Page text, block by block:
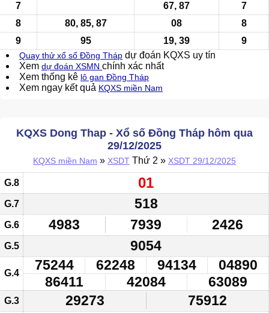
7
8
80, 85, 87
9
95
67, 87
7
08
8
19, 39
9
Quay thử xổ số Đồng Tháp dự đoán KQXS uy tín
Xem dự đoán XSMN chính xác nhất
Xem thống kê lô gan Đồng Tháp
Xem ngay kết quả KQXS miền Nam
KQXS Dong Thap - Xổ số Đồng Tháp hôm qua
29/12/2025
KQXS miền Nam » XSDT Thứ 2 » XSDT 29/12/2025
G.8 01
G.7 518
G.6 4983 7939 2426
G.5 9054
G.4
75244 62248 94134
04890
86411
42084 63089
G.3 29273 75912